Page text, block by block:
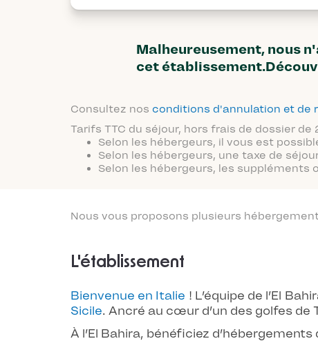
Malheureusement, nous
cet
Consultez nos conditions d'annulation et de
Tarifs TTC du séjour, hors frais de dossier
Selon les hébergeurs, il vous est
Selon les hébergeurs, une taxe de
Selon les hébergeurs, les suppléments
Nous vous proposons plusieurs
L'établissement
Bienvenue en Italie ! L’équipe de l’El
Sicile. Ancré au cœur d’un des golfes de
À l’El Bahira, bénéficiez